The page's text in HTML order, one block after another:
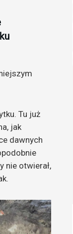
Tu już
jak
dawnych
nie otwierał,